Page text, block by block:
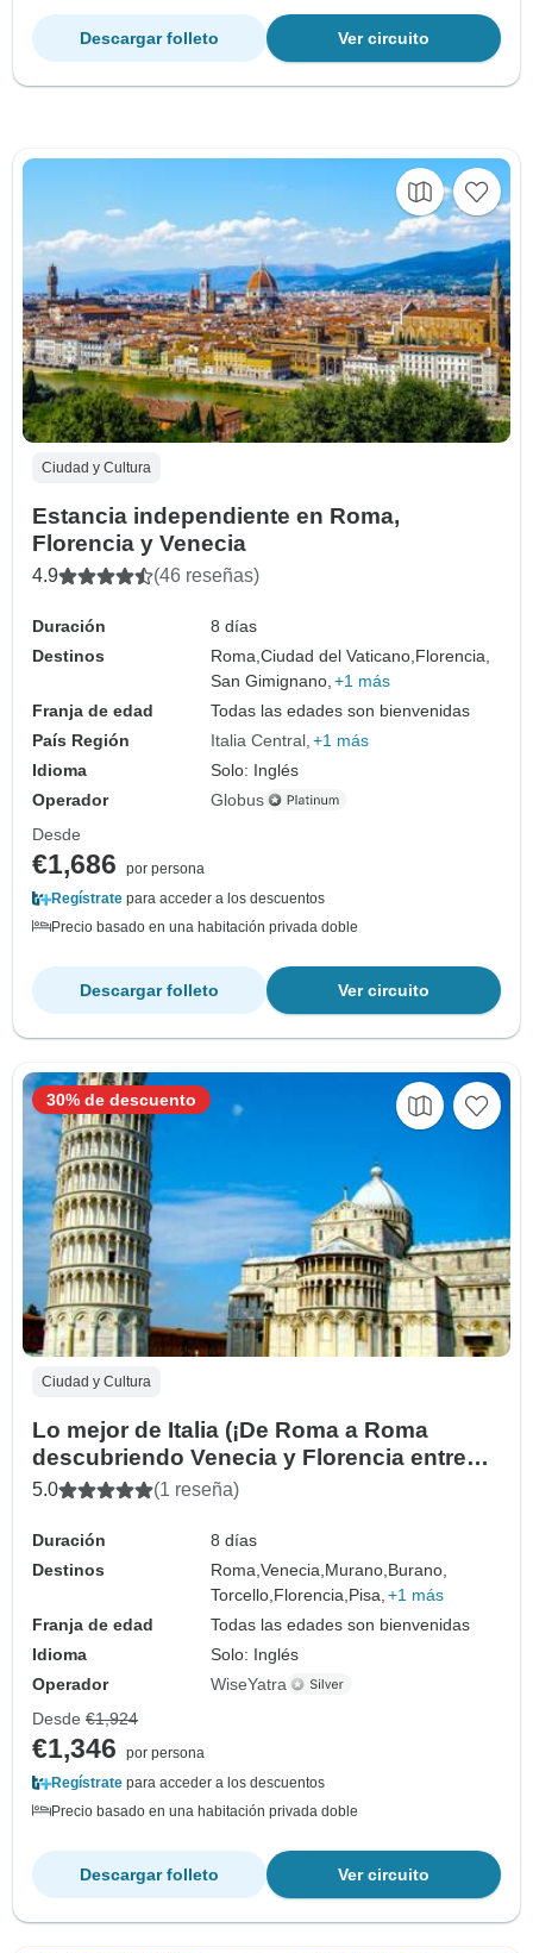
Ver circuito
Descargar folleto
Ciudad y Cultura
Estancia independiente en Roma,
Florencia y Venecia
4.9 (46 reseñas)
Duración
8 días
Destinos
Roma,Ciudad del Vaticano, Florencia,
San Gimignano, +1 más
Franja de edad
Todas las edades son bienvenidas
País Región
Italia Central +1 más
Idioma
Solo: Inglés
Operador
Globus
Desde
€1,686
por persona
Regístrate para acceder a los descuentos
Precio basado en una habitación privada doble
Ver circuito
Descargar folleto
Ciudad y Cultura
Lo mejor de Italia (¡De Roma a Roma
descubriendo Venecia y Florencia entre
tanto! )
5.0 (1 reseña)
Duración
8 días
Destinos
Roma,Venecia, Murano, Burano,
Torcello, Florencia, Pisa, +1 más
Franja de edad
Todas las edades son bienvenidas
Idioma
Solo: Inglés
Operador
WiseYatra
30% de descuento
Desde €1,924
€1,346
por persona
Regístrate para acceder a los descuentos
Precio basado en una habitación privada doble
Ver circuito
Descargar folleto